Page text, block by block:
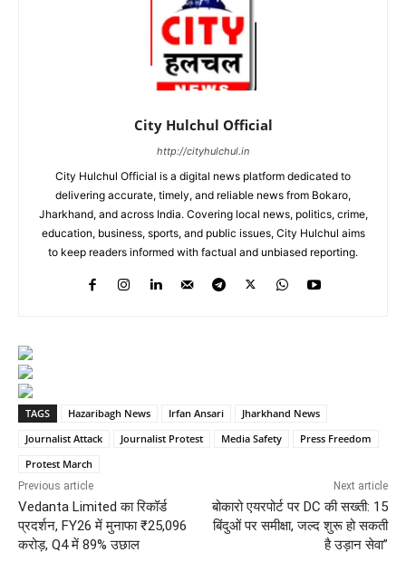
City Hulchul Official
http://cityhulchul.in
City Hulchul Official is a digital news platform dedicated to
delivering accurate, timely, and reliable news from Bokaro,
Jharkhand, and across India. Covering local news, politics, crime,
education, business, sports, and public issues, City Hulchul aims
to keep readers informed with factual and unbiased reporting.
TAGS Hazaribagh News Irfan Ansari
Jharkhand News
Journalist Attack
Journalist Protest Media Safety
Press Freedom
Protest March
Previous article
Vedanta Limited का रिकॉर्ड
प्रदर्शन, FY26 में मुनाफा ₹25,096
करोड़, Q4 में 89% उछाल
Next article
बोकारो एयरपोर्ट पर DC की सख्ती: 15
बिंदुओं पर समीक्षा, जल्द शुरू हो सकती
है उड़ान सेवा”